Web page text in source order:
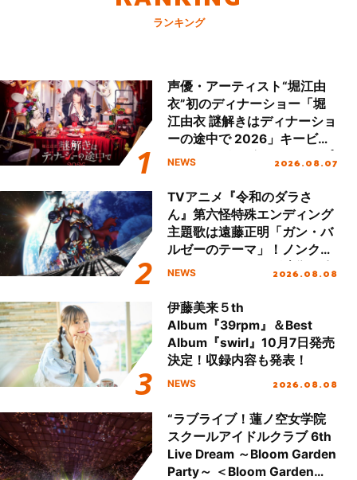
ランキング
声優・アーティスト“堀江由
衣”初のディナーショー「堀
江由衣 謎解きはディナーショ
ーの途中で 2026」キービジ
ュアル＆グッズラインナップ
NEWS 2026.08.07
TVアニメ『令和のダラさ
ん』第六怪特殊エンディング
主題歌は遠藤正明「ガン・バ
ルゼーのテーマ」！ノンクレ
ジットエンディング映像も公
NEWS 2026.08.08
伊藤美来５th
Album『39rpm』＆Best
Album『swirl』10月7日発売
決定！収録内容も発表！
NEWS 2026.08.08
“ラブライブ！蓮ノ空女学院
スクールアイドルクラブ 6th
Live Dream ～Bloom Garden
Party～ ＜Bloom Garden